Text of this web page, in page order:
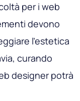
per i web
devono
l'estetica
curando
designer potrà